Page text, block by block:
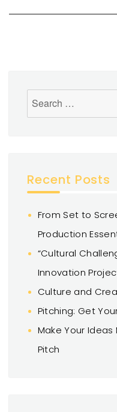
Recent Posts
From Set to
Production
“Cultural
Innovation
Culture and
Pitching: Get
Make Your
Pitch